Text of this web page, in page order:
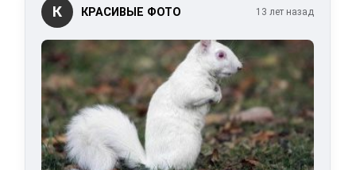
К КРАСИВЫЕ ФОТО 13 лет назад